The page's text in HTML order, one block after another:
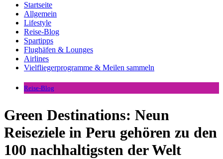
Startseite
Allgemein
Lifestyle
Reise-Blog
Spartipps
Flughäfen & Lounges
Airlines
Vielfliegerprogramme & Meilen sammeln
Reise-Blog
Green Destinations: Neun
Reiseziele in Peru gehören zu den
100 nachhaltigsten der Welt